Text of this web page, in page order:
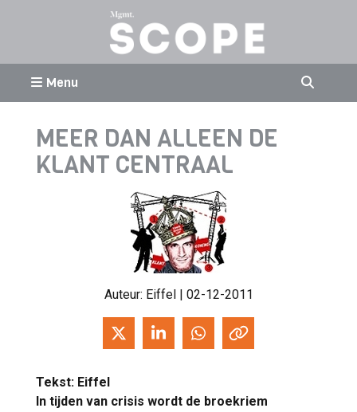
Menu
MEER DAN ALLEEN DE
KLANT CENTRAAL
Auteur: Eiffel| 02-12-2011
Tekst: Eiffel
In tijden van crisis wordt de broekriem